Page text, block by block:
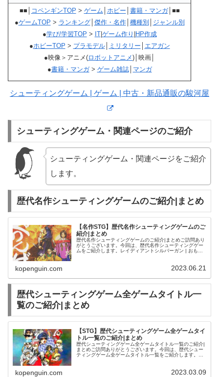
■■│ コペンギンTOP > ゲーム ホビー 書籍・マンガ│■■
●ゲームTOP > ランキング│ 傑作・名作│ 機種別
ジャンル別
●学び/学習TOP > IT| ゲーム作り HP作成
●ホビーTOP > プラモデル│ ミリタリー
エアガン
●映像＞アニメ(ロボットアニメ)│映画│
●書籍・マンガ> ゲーム雑誌│ マンガ
シューティングゲーム | ゲーム | 中古・新品通販の駿河屋
シューティングゲーム・関連ページのご紹介
シューティングゲーム・関連ページをご紹介
します。
歴代名作シューティングゲームのご紹介|まとめ
【名作STG】歴代名作シューティングゲームのご
紹介|まとめ
歴代名作シューティングゲームのご紹介|まとめご訪問あり
がとうございます。今回は、歴代名作シューティングゲー
ムをご紹介します。レイディアントシルバーガン | おもち
kopenguin.com 2023.06.21
歴代シューティングゲーム全ゲームタイトル一
覧のご紹介|まとめ
【STG】歴代シューティングゲーム全ゲームタイ
トル一覧のご紹介|まとめ
歴代シューティングゲーム全ゲームタイトル一覧のご紹介|
まとめご訪問ありがとうございます。今回は、歴代シュー
ティングゲーム全ゲームタイトル一覧をご紹介します。怒
kopenguin.com 2023.03.09